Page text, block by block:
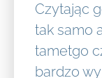
Czytając
tak samo
tametgo
bardzo